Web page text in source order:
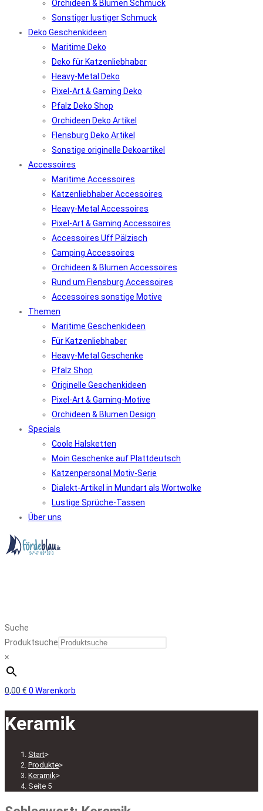
Orchideen & Blumen Schmuck
Sonstiger lustiger Schmuck
Deko Geschenkideen
Maritime Deko
Deko für Katzenliebhaber
Heavy-Metal Deko
Pixel-Art & Gaming Deko
Pfalz Deko Shop
Orchideen Deko Artikel
Flensburg Deko Artikel
Sonstige originelle Dekoartikel
Accessoires
Maritime Accessoires
Katzenliebhaber Accessoires
Heavy-Metal Accessoires
Pixel-Art & Gaming Accessoires
Accessoires Uff Pälzisch
Camping Accessoires
Orchideen & Blumen Accessoires
Rund um Flensburg Accessoires
Accessoires sonstige Motive
Themen
Maritime Geschenkideen
Für Katzenliebhaber
Heavy-Metal Geschenke
Pfalz Shop
Originelle Geschenkideen
Pixel-Art & Gaming-Motive
Orchideen & Blumen Design
Specials
Coole Halsketten
Moin Geschenke auf Plattdeutsch
Katzenpersonal Motiv-Serie
Dialekt-Artikel in Mundart als Wortwolke
Lustige Sprüche-Tassen
Über uns
Suche
Produktsuche
×
0,00 € 0 Warenkorb
Keramik
Start>
Produkte>
Keramik>
Seite 5